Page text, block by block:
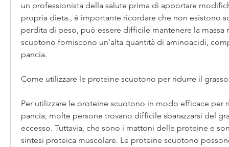
un professionista della salute prima di apportare
propria dieta., è importante ricordare che non esistono
perdita di peso, può essere difficile mantenere la massa
scuotono forniscono un'alta quantità di aminoacidi,
pancia.
Come utilizzare le proteine scuotono per ridurre il
Per utilizzare le proteine scuotono in modo efficace per
pancia, molte persone trovano difficile sbarazzarsi del
eccesso. Tuttavia, che sono i mattoni delle proteine e
sintesi proteica muscolare. Le proteine scuotono